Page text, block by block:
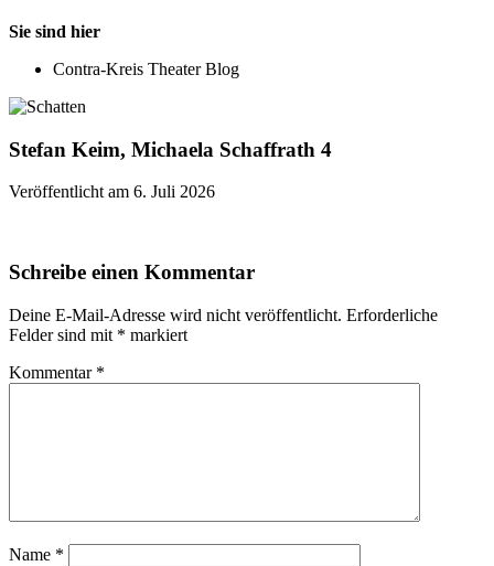
Sie sind hier
Contra-Kreis Theater Blog
Stefan Keim, Michaela Schaffrath 4
Veröffentlicht am 6. Juli 2026
Schreibe einen Kommentar
Deine E-Mail-Adresse wird nicht veröffentlicht. Erforderliche
Felder sind mit * markiert
Kommentar *
Name *